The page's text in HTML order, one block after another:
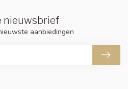
nieuwsbrief
aanbiedingen